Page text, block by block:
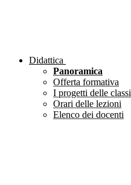
Didattica
Panoramica
Offerta formativa
I progetti delle classi
Orari delle lezioni
Elenco dei docenti